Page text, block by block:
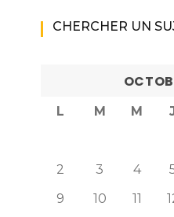
CHERCHER UN
L M M
2
3 4
9
10 11